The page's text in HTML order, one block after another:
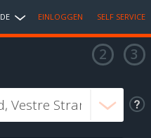
DE EINLOGGEN SELF SERVICE